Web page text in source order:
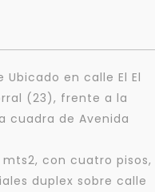
en calle El El
(23), frente a la
cuadra de Avenida
con cuatro pisos,
duplex sobre calle